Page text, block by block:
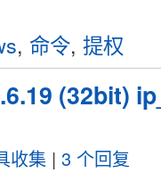
, 命令, 提权
(32bit)
收集 | 3 个回复